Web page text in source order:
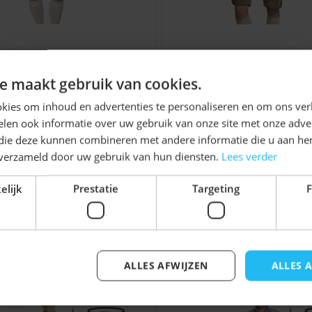
Nederland, voor elk
altijd een
een goede lederhose
morgen in huis.
maat te bepalen. Het
na verloop van
€ 129,99 € 119,99
iets voor u zijn!
met de tabtoets. U kunt de carrousel overslaan
maakt gebruik van cookies.
om inhoud en advertenties te personaliseren en om ons
ook informatie over uw gebruik van onze site met onze
deze kunnen combineren met andere informatie die u aan
door uw gebruik van hun diensten. Lees verder
Prestatie Targeting
ALLES
ALLES AFWIJZEN
Ontvang5%
KORTING!
Schrijf je nu in voor de nieuwsbrief en ontvang toegang
tot exclusieve kortingen!
Voor- en achternaam
Inschrijven